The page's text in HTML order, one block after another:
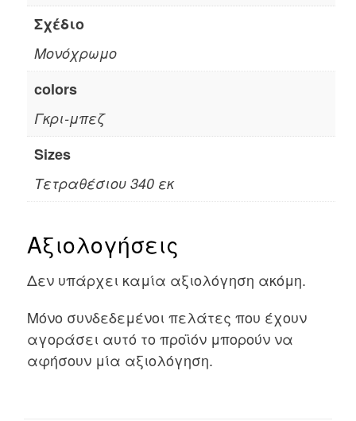
Σχέδιο
Μονόχρωμο
colors
Γκρι-μπεζ
Sizes
Τετραθέσιου 340 εκ
Αξιολογήσεις
Δεν υπάρχει καμία αξιολόγηση ακόμη.
Μόνο συνδεδεμένοι πελάτες που έχουν
αγοράσει αυτό το προϊόν μπορούν να
αφήσουν μία αξιολόγηση.